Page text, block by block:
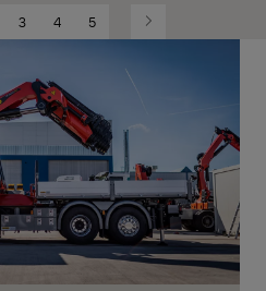
3 4 5 Next